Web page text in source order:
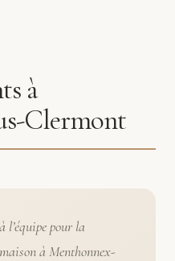
à
Clermont
l’équipe pour la
à Menthonnex-